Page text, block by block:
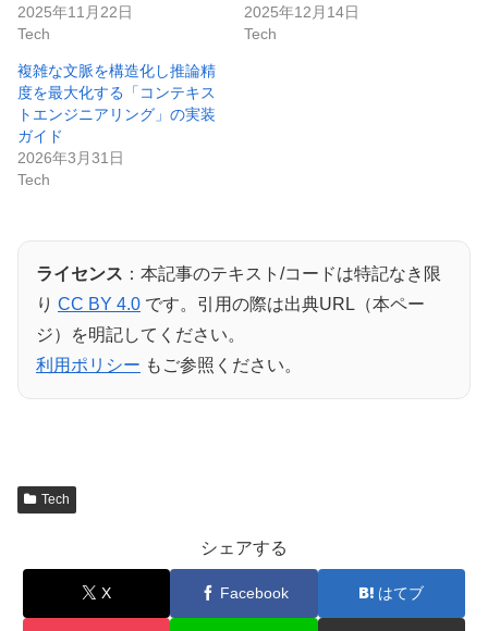
2025年11月22日
Tech
2025年12月14日
Tech
複雑な文脈を構造化し推論精
度を最大化する「コンテキス
トエンジニアリング」の実装
ガイド
2026年3月31日
Tech
ライセンス ：本記事のテキスト/コードは特記なき限
り CC BY 4.0 です。引用の際は出典URL（本ペー
ジ）を明記してください。
利用ポリシー もご参照ください。
Tech
シェアする
X Facebook はてブ